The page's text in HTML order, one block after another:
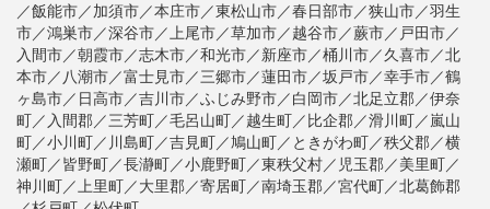
／飯能市／加須市／本庄市／東松山市／春日部市／狭山市／羽生
市／鴻巣市／深谷市／上尾市／草加市／越谷市／蕨市／戸田市／
入間市／朝霞市／志木市／和光市／新座市／桶川市／久喜市／北
本市／八潮市／富士見市／三郷市／蓮田市／坂戸市／幸手市／鶴
ヶ島市／日高市／吉川市／ふじみ野市／白岡市／北足立郡／伊奈
町／入間郡／三芳町／毛呂山町／越生町／比企郡／滑川町／嵐山
町／小川町／川島町／吉見町／鳩山町／ときがわ町／秩父郡／横
瀬町／皆野町／長瀞町／小鹿野町／東秩父村／児玉郡／美里町／
神川町／上里町／大里郡／寄居町／南埼玉郡／宮代町／北葛飾郡